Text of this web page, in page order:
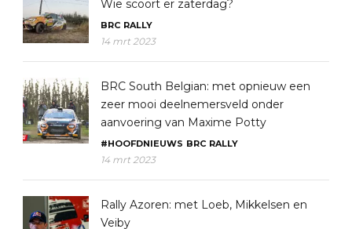
Wie scoort er zaterdag?
BRC RALLY
14 mrt 2023
BRC South Belgian: met opnieuw een
zeer mooi deelnemersveld onder
aanvoering van Maxime Potty
#HOOFDNIEUWS BRC RALLY
14 mrt 2023
Rally Azoren: met Loeb, Mikkelsen en
Veiby